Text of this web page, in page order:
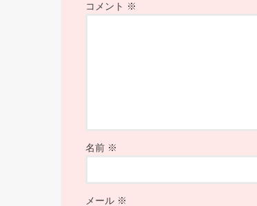
コメント ※
名前 ※
メール ※